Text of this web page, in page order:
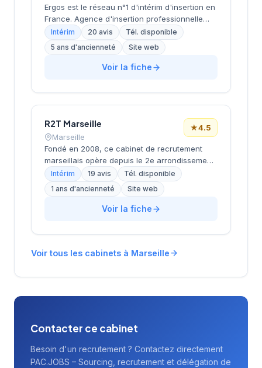
établi du recrutement en région PACA.
Ergos est le réseau n°1 d'intérim d'insertion en
France. Agence d'insertion professionnelle
spécialisée dans l'accompagnement des
personnes en difficultés (demandeurs
d'emploi longue durée, bénéficiaires RSA,
jeunes en difficulté, travailleurs handicapés).
Intérim 20 avis
Tél. disponible
5 ans d'ancienneté
Site web
Voir la fiche
R2T Marseille
Marseille
★4.5
Fondé en 2008, ce cabinet de recrutement
marseillais opère depuis le 2e arrondissement,
dans le quartier de la Joliette. Dirigée par
Monsieur Bard, cette structure accompagne
les entreprises locales dans leurs
recrutements tout en proposant des solutions
d'ancienneté sur le marché marseillais, elle
du tissu économique local.
Intérim 19 avis
Tél. disponible
1 ans d'ancienneté
Site web
Voir la fiche
Voir tous les cabinets à Marseille
Contacter ce cabinet
Besoin d'un recrutement ? Contactez directement
PAC.JOBS – Sourcing, recrutement et délégation de